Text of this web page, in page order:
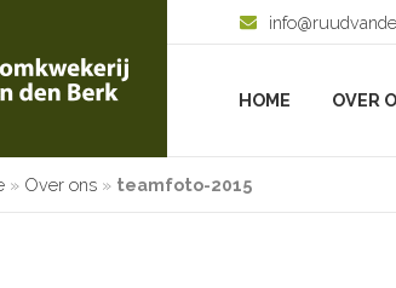
HOME OVER
» Over ons » teamfoto-2015